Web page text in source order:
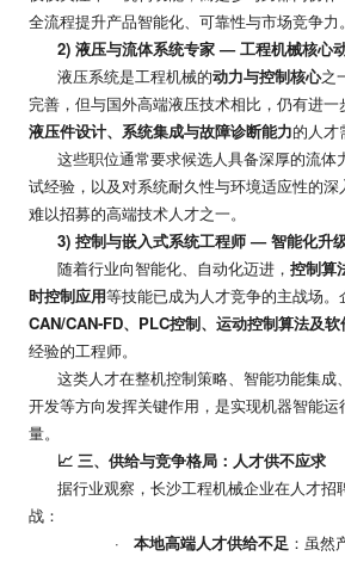
全流程提升产品智能化、可靠性与市场竞争力。
2) 液压与流体系统专家—工程机械核心
液压系统是工程机械的动力与控制核心之
完善，但与国外高端液压技术相比，仍有进
液压件设计、系统集成与故障诊断能力的人才
这些职位通常要求候选人具备深厚的流体
试经验，以及对系统耐久性与环境适应性的
难以招募的高端技术人才之一。
3) 控制与嵌入式系统工程师—智能化升
随着行业向智能化、自动化迈进， 控制算
时控制应用等技能已成为人才竞争的主战场
CAN/CAN‑FD、 PLC控制、运动控制算法及
经验的工程师。
这类人才在整机控制策略、智能功能集成
开发等方向发挥关键作用，是实现机器智能运
量。
📈 三、供给与竞争格局：人才供不应求
据行业观察，长沙工程机械企业在人才招
战：
· 本地高端人才供给不足：虽然